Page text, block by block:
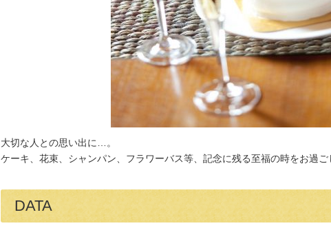
大切な人との思い出に…。
ケーキ、花束、シャンパン、フラワーバス等、記念に残る至福の時をお過ご
DATA